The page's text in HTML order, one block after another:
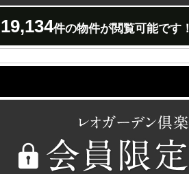
19,134件の物件が閲覧可能です！